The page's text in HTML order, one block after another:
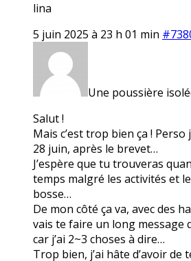
lina
5 juin 2025 à 23 h 01 min
Une poussière
Salut !
Mais c’est trop bien ça ! Perso
28 juin, après le brevet…
J’espère que tu trouveras
temps malgré les activités et
bosse…
De mon côté ça va, avec des
vais te faire un long message
car j’ai 2~3 choses à dire…
Trop bien, j’ai hâte d’avoir de